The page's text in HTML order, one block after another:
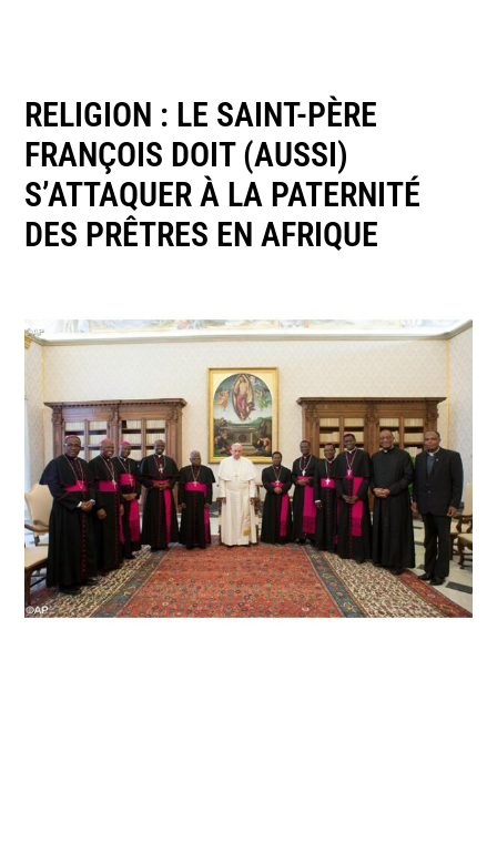
RELIGION : LE SAINT-PÈRE
FRANÇOIS DOIT (AUSSI)
S’ATTAQUER À LA PATERNITÉ
DES PRÊTRES EN AFRIQUE